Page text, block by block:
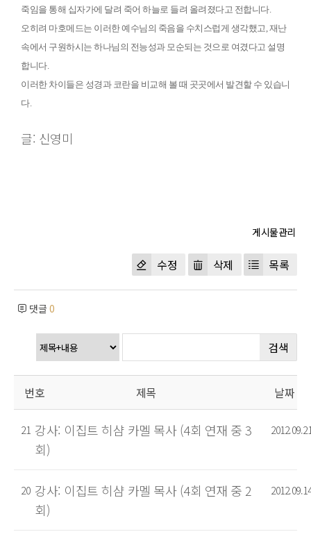
죽임을 통해 십자가에 달려 죽어 하늘로 들려 올려졌다고 전합니다.
오히려 마호메드는 이러한 예수님의 죽음을 수치스럽게 생각했고,재난
속에서 구원하시는 하나님의 전능성과 모순되는 것으로 여겼다고 설명
합니다.
이러한 차이들은 성경과 코란을 비교해 볼 때 곳곳에서 발견할 수 있습니
다.
글: 신영미
수정 삭제 목록
댓글0
검색
번호 제목 날짜
21 강사: 이집트 히샴 카멜 목사 (4회 연재 중 3
회)
2012.09.21
20 강사: 이집트 히샴 카멜 목사 (4회 연재 중 2
회)
2012.09.14